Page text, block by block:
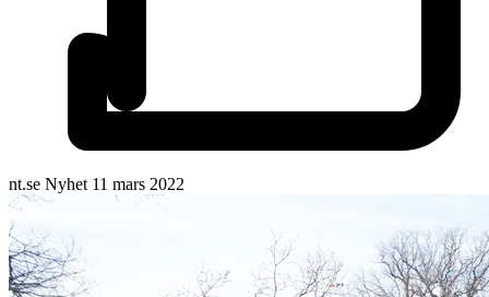
nt.se Nyhet 11 mars 2022